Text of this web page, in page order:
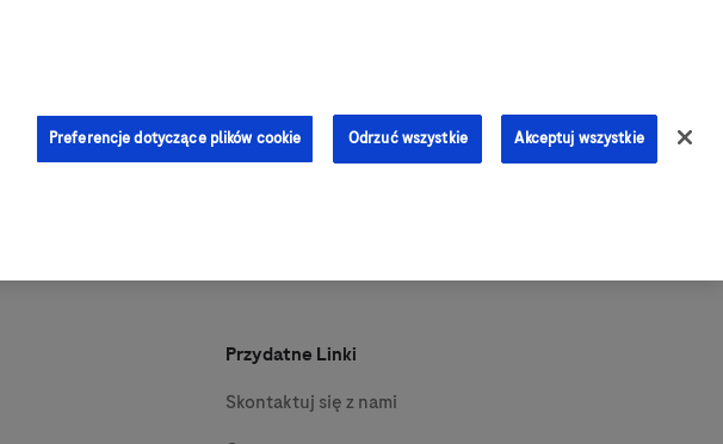
Przydatne Linki
Skontaktuj się z nami
Preferencje dotyczące plików cookie Odrzuć wszystkie Akceptuj wszystkie